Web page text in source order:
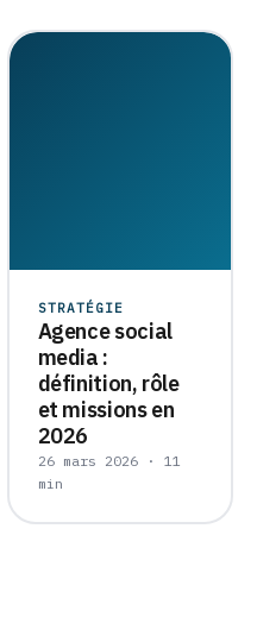
STRATÉGIE
Agence social
media :
définition, rôle
et missions en
2026
26 mars 2026 · 11
min